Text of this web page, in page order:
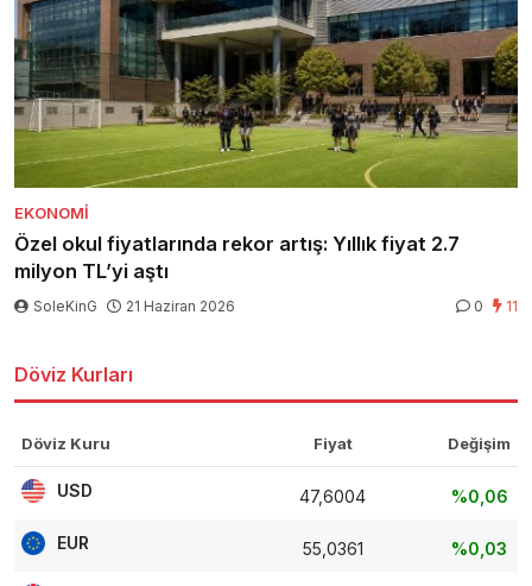
EKONOMI
Özel okul fiyatlarında rekor artış: Yıllık fiyat 2.7
milyon TL’yi aştı
SoleKinG 21 Haziran 2026 0 11
Döviz Kurları
Döviz Kuru Fiyat Değişim
USD 47,6004 %0,06
EUR 55,0361 %0,03